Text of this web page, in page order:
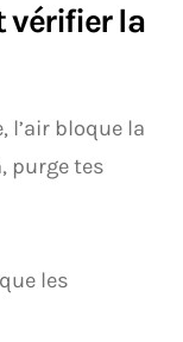
vérifier la
l’air bloque la
purge tes
les